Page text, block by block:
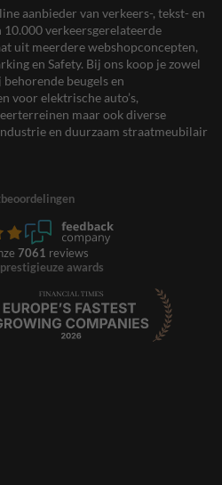
aanbieder van verkeers-, tekst- en
verkeersgerelateerde
uit meerdere webshopconcepten,
en Safety. Bij ons koop je zowel
beugels en
voor elektrische auto’s,
maar ook diverse
en duurzaam straatmeubilair
7061 reviews
awards